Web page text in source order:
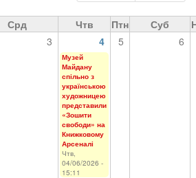
Срд Чтв Птн Суб
3 4 5 6
Музей
Майдану
спільно з
українською
художницею
представили
«Зошити
свободи» на
Книжковому
Арсеналі
Чтв,
04/06/2026 -
15:11